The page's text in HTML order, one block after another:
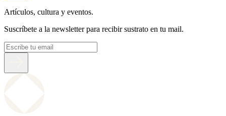
Artículos, cultura y eventos.
Suscríbete a la newsletter para recibir sustrato en tu mail.